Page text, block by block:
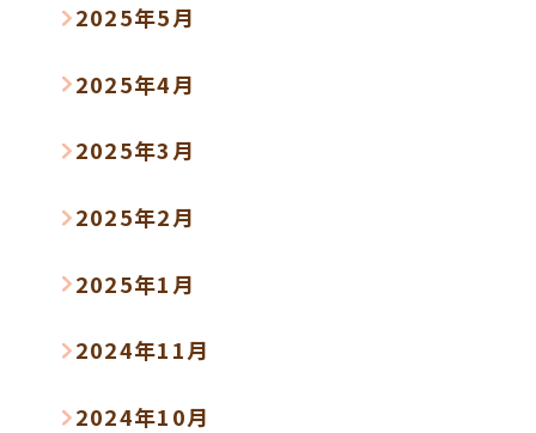
2025年5月
2025年4月
2025年3月
2025年2月
2025年1月
2024年11月
2024年10月